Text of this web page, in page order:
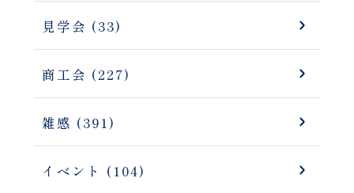
見学会 (33)
商工会 (227)
雑感 (391)
イベント (104)